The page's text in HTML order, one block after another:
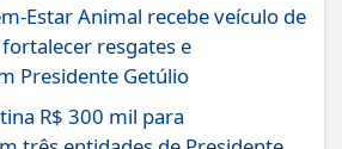
Estar Animal recebe veículo de
resgates e
Presidente Getúlio
R$ 300 mil para